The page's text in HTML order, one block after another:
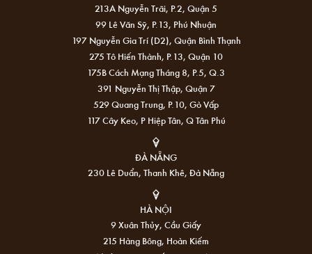
213A Nguyễn Trãi, P.2, Quận 5
99 Lê Văn Sỹ, P.13, Phú Nhuận
197 Nguyễn Gia Trí (D2), Quận Bình Thạnh
275 Tô Hiến Thành, P.13, Quận 10
175B Cách Mạng Tháng 8, P.5, Q.3
391 Nguyễn Thị Thập, Quận 7
529 Quang Trung, P.10, Gò Vấp
117 Cây Keo, P Hiệp Tân, Q Tân Phú
ĐÀ NẴNG
230 Lê Duẩn, Thanh Khê, Đà Nẵng
HÀ NỘI
9 Xuân Thủy, Cầu Giấy
215 Hàng Bông, Hoàn Kiếm